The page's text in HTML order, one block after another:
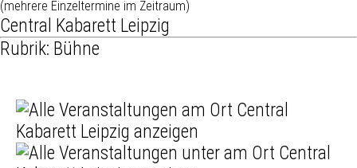
(mehrere Einzeltermine im Zeitraum)
Central Kabarett Leipzig
Rubrik: Bühne